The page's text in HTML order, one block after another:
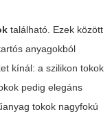
található. Ezek között
anyagokból
kínál: a szilikon tokok
pedig elegáns
tokok nagyfokú